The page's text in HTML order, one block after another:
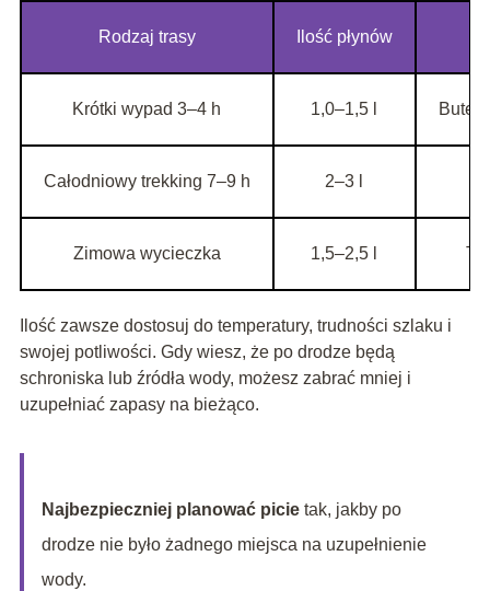
Rodzaj trasy Ilość płynów
Krótki wypad 3–4 h 1,0–1,5 l
Całodniowy trekking 7–9 h 2–3 l
Zimowa wycieczka 1,5–2,5 l
Ilość zawsze dostosuj do temperatury, trudności szlaku i
swojej potliwości. Gdy wiesz, że po drodze będą
schroniska lub źródła wody, możesz zabrać mniej i
uzupełniać zapasy na bieżąco.
Najbezpieczniej planować picietak, jakby po
drodze nie było żadnego miejsca na uzupełnienie
wody.